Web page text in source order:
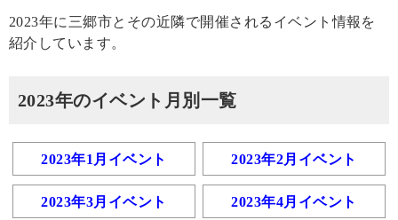
2023年に三郷市とその近隣で開催されるイベント情報を
紹介しています。
2023年のイベント月別一覧
2023年1月イベント 2023年2月イベント
2023年3月イベント 2023年4月イベント